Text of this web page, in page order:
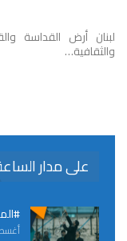
لبنان أرض القداسة
والثقافية…
على مدار
أغسطس